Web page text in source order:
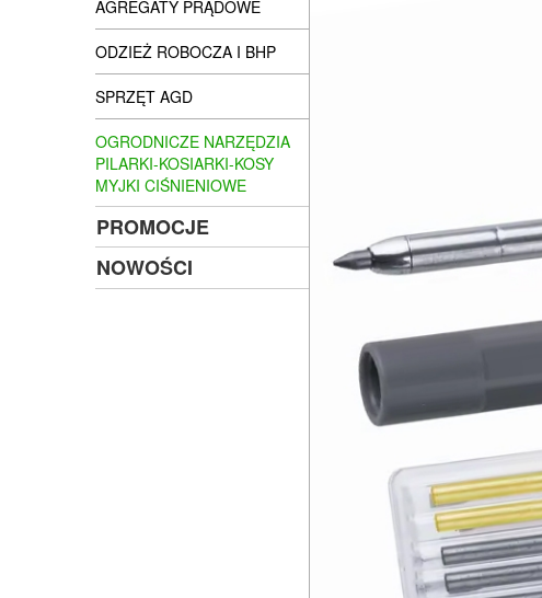
AGREGATY PRĄDOWE
ODZIEŻ ROBOCZA I BHP
SPRZĘT AGD
OGRODNICZE NARZĘDZIA
PILARKI-KOSIARKI-KOSY
MYJKI CIŚNIENIOWE
PROMOCJE
NOWOŚCI